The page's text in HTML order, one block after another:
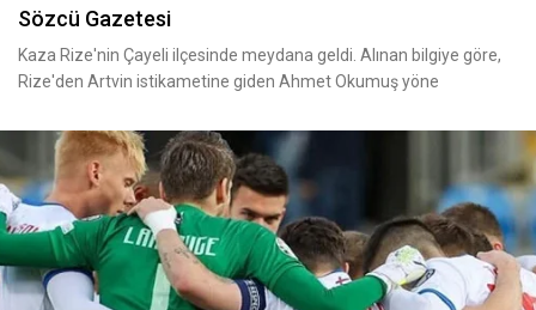
Sözcü Gazetesi
Kaza Rize'nin Çayeli ilçesinde meydana geldi. Alınan bilgiye göre,
Rize'den Artvin istikametine giden Ahmet Okumuş yöne